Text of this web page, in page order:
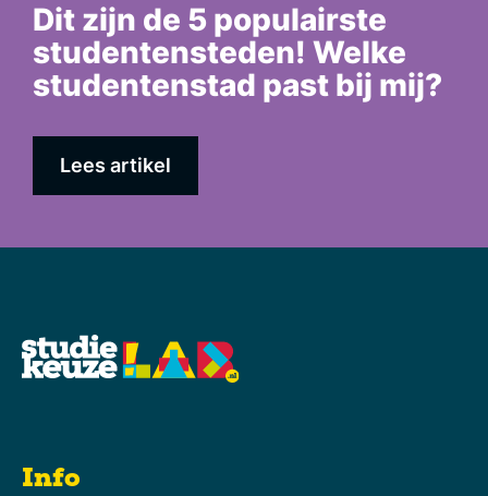
Dit zijn de 5 populairste
studentensteden! Welke
studentenstad past bij mij?
Lees artikel
Info